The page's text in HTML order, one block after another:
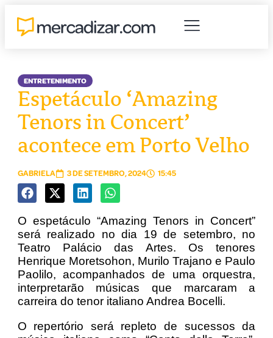
ENTRETENIMENTO
Espetáculo ‘Amazing
Tenors in Concert’
acontece em Porto Velho
GABRIELA 3 DE SETEMBRO, 2024 15:45
O espetáculo “Amazing Tenors in Concert”
será realizado no dia 19 de setembro, no
Teatro Palácio das Artes. Os tenores
Henrique Moretsohon, Murilo Trajano e Paulo
Paolilo, acompanhados de uma orquestra,
interpretarão músicas que marcaram a
carreira do tenor italiano Andrea Bocelli.
O repertório será repleto de sucessos da